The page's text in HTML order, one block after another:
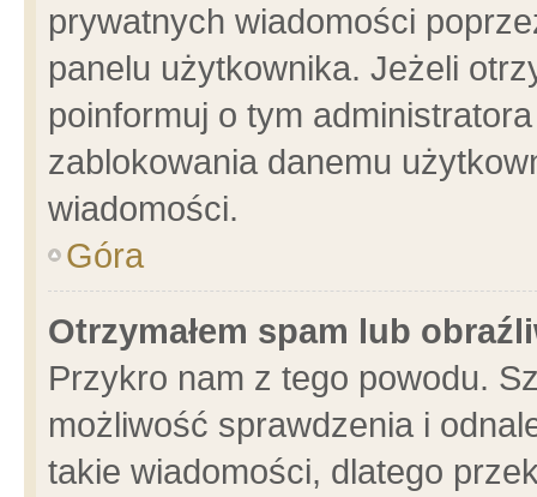
prywatnych wiadomości
panelu użytkownika. Jeżeli
poinformuj o tym
zablokowania danemu
wiadomości.
Góra
Otrzymałem spam lub
Przykro nam z tego powodu.
możliwość sprawdzenia i
takie wiadomości, dlatego